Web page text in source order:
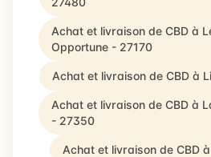
Achat et livraison de CBD à
Opportune - 27170
Achat et livraison de CBD à
Achat et livraison de CBD à
- 27350
Achat et livraison de CBD